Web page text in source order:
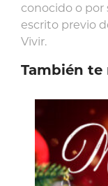
conocido o
escrito previo
Vivir.
También